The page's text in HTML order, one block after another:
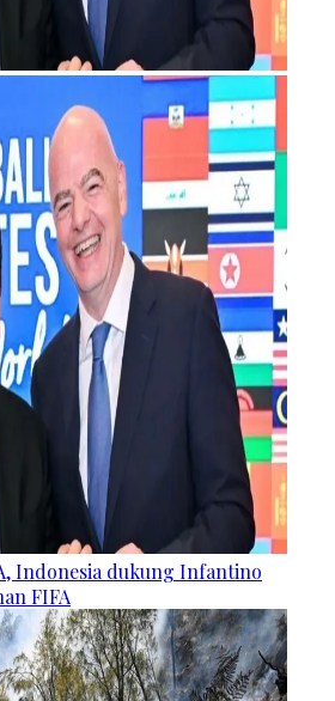
Indonesia dukung Infantino
FIFA